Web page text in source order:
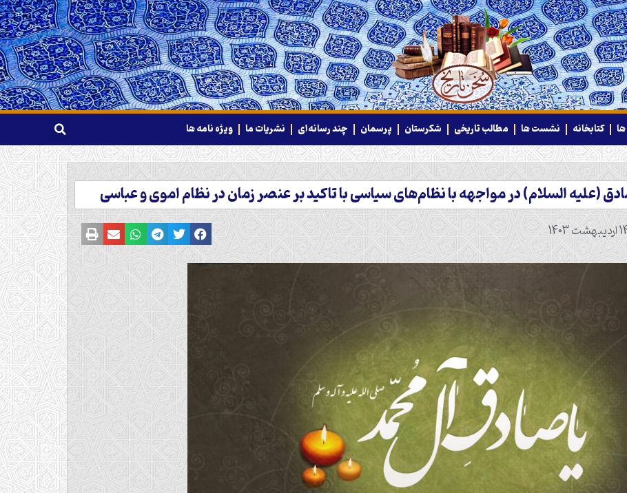
کتابخانه نشست ها مطالب تاریخی شکرستان پرسمان چند رسانه‌ای نشریات ما ویژه نامه ها
السلام) در مواجهه با نظام‌های سیاسی با تاکید بر عنصر زمان در نظام اموی و عباسی
1403